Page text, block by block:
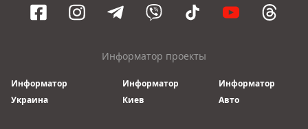
Информатор проекты
Информатор
Украина
Информатор
Киев
Информатор
Авто